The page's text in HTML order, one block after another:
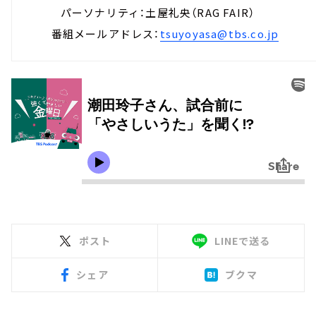
パーソナリティ：土屋礼央（RAG FAIR）
番組メールアドレス： tsuyoyasa@tbs.co.jp
ポスト LINEで送る
シェア ブクマ